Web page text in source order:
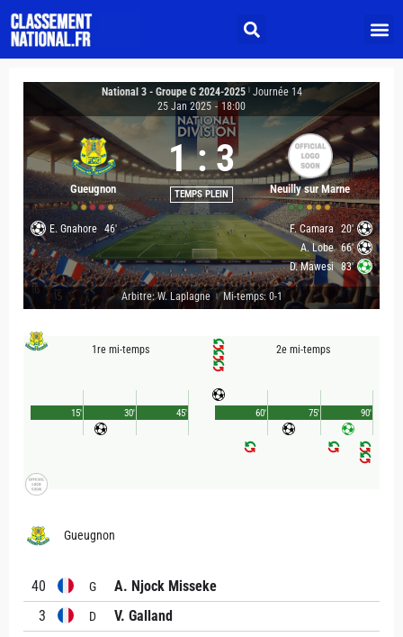
National 3 - Groupe G 2024-2025
Journée 14
25 Jan 2025 - 18:00
Gueugnon
1 : 3
TEMPS PLEIN Neuilly sur Marne
E. Gnahore 46' F. Camara 20'
A. Lobe 66'
D. Mawesi 83'
Arbitre: W. Laplagne | Mi-temps: 0-1
1re mi-temps
45'
15' 30'
2e mi-temps
90'
60' 75'
Gueugnon
40 G
A. Njock Misseke
3
D
V. Galland